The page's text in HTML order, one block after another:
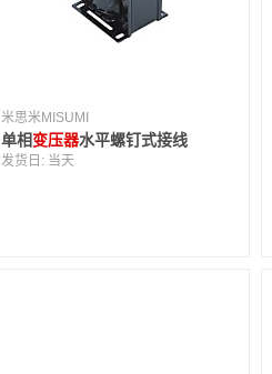
米思米MISUMI
单相变压器水平螺钉式接线
发货日: 当天